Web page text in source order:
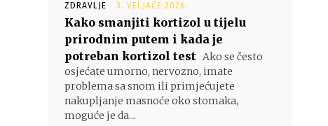
ZDRAVLJE 3. VELJAČE 2026.
Kako smanjiti kortizol u tijelu
prirodnim putem i kada je
potreban kortizol test Ako se često
osjećate umorno, nervozno, imate
problema sa snom ili primjećujete
nakupljanje masnoće oko stomaka,
moguće je da...